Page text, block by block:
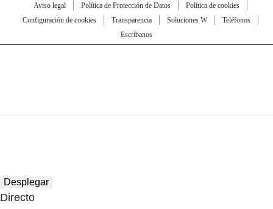
Aviso legal Política de Protección de Datos
Política de cookies
Configuración de cookies
Transparencia Soluciones W
Teléfonos
Escríbanos
Desplegar
Directo